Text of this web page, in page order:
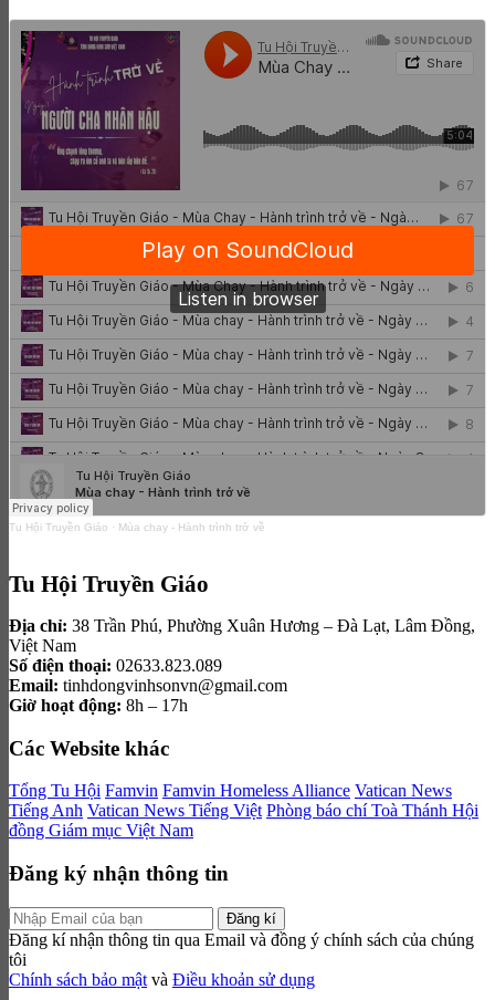
Tu Hội Truyền Giáo · Mùa chay - Hành trình trở về
Tu Hội Truyền Giáo
Địa chỉ: 38 Trần Phú, Phường Xuân Hương – Đà Lạt, Lâm Đồng,
Việt Nam
Số điện thoại: 02633.823.089
Email: tinhdongvinhsonvn@gmail.com
Giờ hoạt động: 8h – 17h
Các Website khác
Tổng Tu Hội Famvin Famvin Homeless Alliance Vatican News
Tiếng Anh Vatican News Tiếng Việt Phòng báo chí Toà Thánh Hội
đồng Giám mục Việt Nam
Đăng ký nhận thông tin
Đăng kí
Đăng kí nhận thông tin qua Email và đồng ý chính sách của chúng
tôi
Chính sách bảo mật và Điều khoản sử dụng